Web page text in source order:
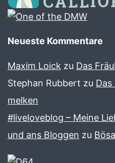
Neueste Kommentare
Maxim Loick zu Das
Stephan Rubbert zu Das
melken
#liveloveblog – Meine
und ans Bloggen zu